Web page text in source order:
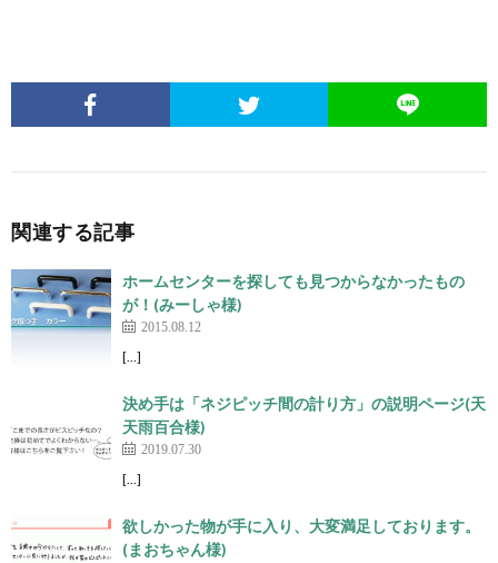
関連する記事
ホームセンターを探しても見つからなかったもの
が！(みーしゃ様)
2015.08.12
[…]
決め手は「ネジピッチ間の計り方」の説明ページ(天
天雨百合様)
2019.07.30
[…]
欲しかった物が手に入り、大変満足しております。
(まおちゃん様)